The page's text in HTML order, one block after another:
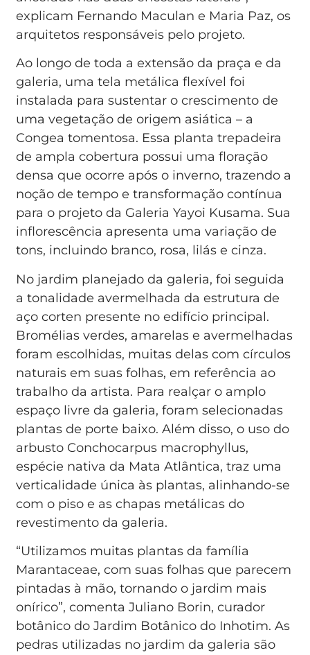
explicam Fernando Maculan e Maria Paz, os
arquitetos responsáveis pelo projeto.
Ao longo de toda a extensão da praça e da
galeria, uma tela metálica flexível foi
instalada para sustentar o crescimento de
uma vegetação de origem asiática – a
Congea tomentosa. Essa planta trepadeira
de ampla cobertura possui uma floração
densa que ocorre após o inverno, trazendo a
noção de tempo e transformação contínua
para o projeto da Galeria Yayoi Kusama. Sua
inflorescência apresenta uma variação de
tons, incluindo branco, rosa, lilás e cinza.
No jardim planejado da galeria, foi seguida
a tonalidade avermelhada da estrutura de
aço corten presente no edifício principal.
Bromélias verdes, amarelas e avermelhadas
foram escolhidas, muitas delas com círculos
naturais em suas folhas, em referência ao
trabalho da artista. Para realçar o amplo
espaço livre da galeria, foram selecionadas
plantas de porte baixo. Além disso, o uso do
arbusto Conchocarpus macrophyllus,
espécie nativa da Mata Atlântica, traz uma
verticalidade única às plantas, alinhando-se
com o piso e as chapas metálicas do
revestimento da galeria.
“Utilizamos muitas plantas da família
Marantaceae, com suas folhas que parecem
pintadas à mão, tornando o jardim mais
onírico”, comenta Juliano Borin, curador
botânico do Jardim Botânico do Inhotim. As
pedras utilizadas no jardim da galeria são